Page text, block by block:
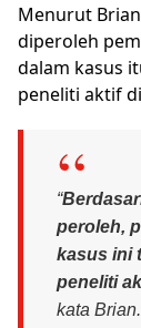
Menurut
diperoleh
dalam kasus
peneliti aktif
“
peroleh,
kasus ini
peneliti
kata Brian.